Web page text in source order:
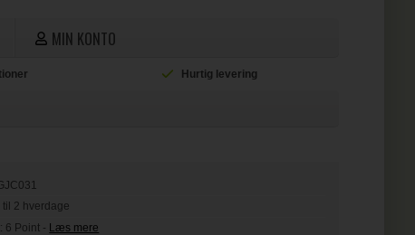
MIN KONTO
Hurtig levering
til 2 hverdage
6 Point - Læs mere